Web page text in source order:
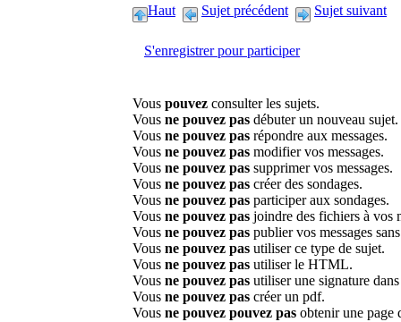
Haut Sujet précédent Sujet suivant
S'enregistrer pour participer
Vous pouvez consulter les sujets.
Vous ne pouvez pas débuter un nouveau sujet.
Vous ne pouvez pas répondre aux messages.
Vous ne pouvez pas modifier vos messages.
Vous ne pouvez pas supprimer vos messages.
Vous ne pouvez pas créer des sondages.
Vous ne pouvez pas participer aux sondages.
Vous ne pouvez pas joindre des fichiers à vos
Vous ne pouvez pas publier vos messages
Vous ne pouvez pas utiliser ce type de sujet.
Vous ne pouvez pas utiliser le HTML.
Vous ne pouvez pas utiliser une signature
Vous ne pouvez pas créer un pdf.
Vous ne pouvez pouvez pas obtenir une page